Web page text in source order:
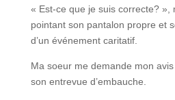
« Est-ce que je suis correcte? »,
pointant son pantalon propre et
d’un événement caritatif.
Ma soeur me demande mon
son entrevue d’embauche.